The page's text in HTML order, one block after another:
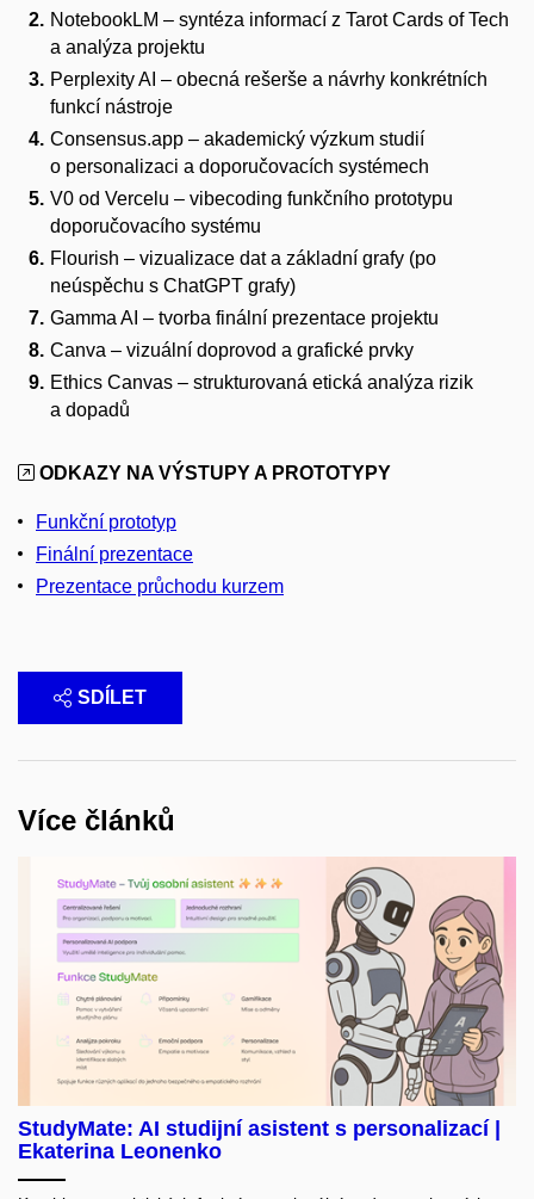
NotebookLM – syntéza informací z Tarot Cards of Tech
a analýza projektu
Perplexity AI – obecná rešerše a návrhy konkrétních
funkcí nástroje
Consensus.app – akademický výzkum studií
o personalizaci a doporučovacích systémech
V0 od Vercelu – vibecoding funkčního prototypu
doporučovacího systému
Flourish – vizualizace dat a základní grafy (po
neúspěchu s ChatGPT grafy)
Gamma AI – tvorba finální prezentace projektu
Canva – vizuální doprovod a grafické prvky
Ethics Canvas – strukturovaná etická analýza rizik
a dopadů
ODKAZY NA VÝSTUPY A PROTOTYPY
Funkční prototyp
Finální prezentace
Prezentace průchodu kurzem
SDÍLET
Více článků
StudyMate: AI studijní asistent s personalizací |
Ekaterina Leonenko